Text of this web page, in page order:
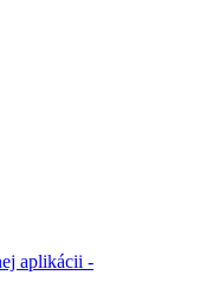
aplikácii -